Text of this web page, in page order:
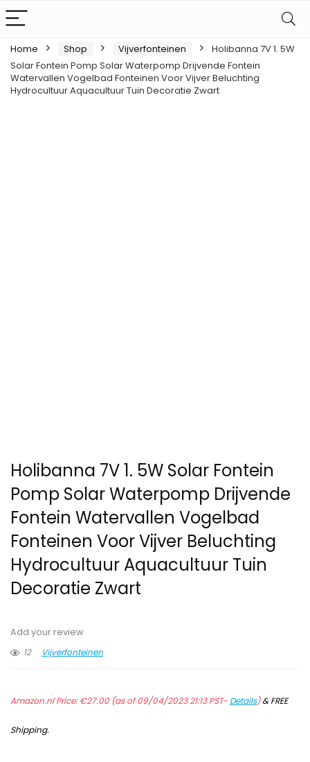
Home Shop Vijverfonteinen
Holibanna 7V 1. 5W
Solar Fontein Pomp Solar Waterpomp Drijvende Fontein
Watervallen Vogelbad Fonteinen Voor Vijver Beluchting
Hydrocultuur Aquacultuur Tuin Decoratie Zwart
Holibanna 7V 1. 5W Solar Fontein
Pomp Solar Waterpomp Drijvende
Fontein Watervallen Vogelbad
Fonteinen Voor Vijver Beluchting
Hydrocultuur Aquacultuur Tuin
Decoratie Zwart
Add your review
12
Vijverfonteinen
Amazon.nl Price:€27.00(as of 09/04/2023 21:13 PST- Details)&FREE
Shipping.